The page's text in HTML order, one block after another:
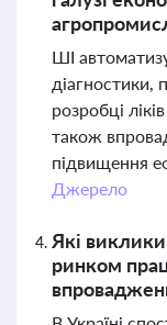
ШІ
діагностики,
розробці
також
підвищення
Джерело
Які
ринком